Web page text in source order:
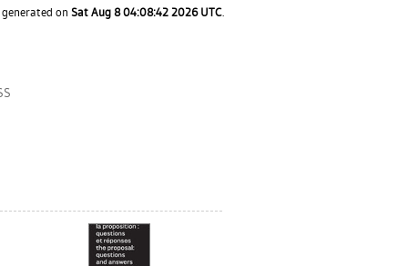
on Sat Aug 8 04:08:42 2026 UTC.